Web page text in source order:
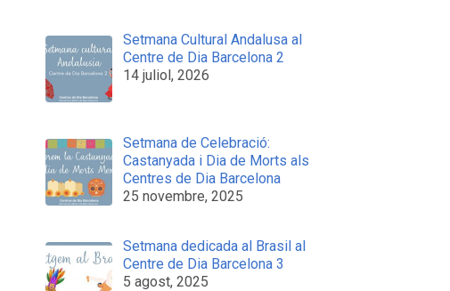
Setmana Cultural Andalusa al
Centre de Dia Barcelona 2
14 juliol, 2026
Setmana de Celebració:
Castanyada i Dia de Morts als
Centres de Dia Barcelona
25 novembre, 2025
Setmana dedicada al Brasil al
Centre de Dia Barcelona 3
5 agost, 2025